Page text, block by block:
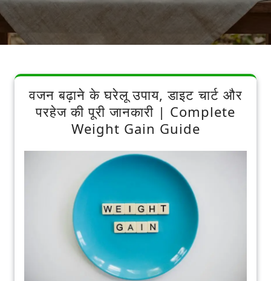
वजन बढ़ाने के घरेलू उपाय, डाइट चार्ट और
परहेज की पूरी जानकारी | Complete
Weight Gain Guide